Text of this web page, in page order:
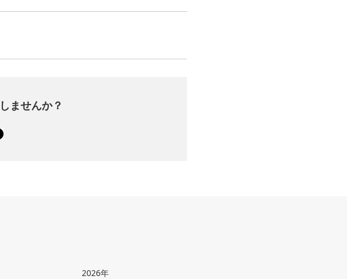
ませんか？
2026年